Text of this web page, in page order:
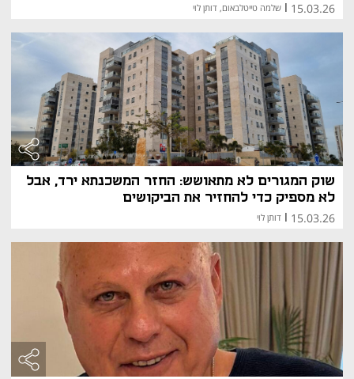
15.03.26 שלמה טייטלבאום, דותן לוי
שוק המגורים לא מתאושש: החזר המשכנתא ירד, אבל
לא מספיק כדי להחזיר את הביקושים
15.03.26 דותן לוי